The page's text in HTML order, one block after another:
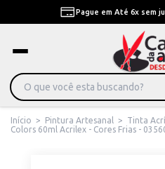
Pague em Até 6x sem
Início > Pintura Artesanal > Tinta
Colors 60ml Acrilex - Cores Frias -